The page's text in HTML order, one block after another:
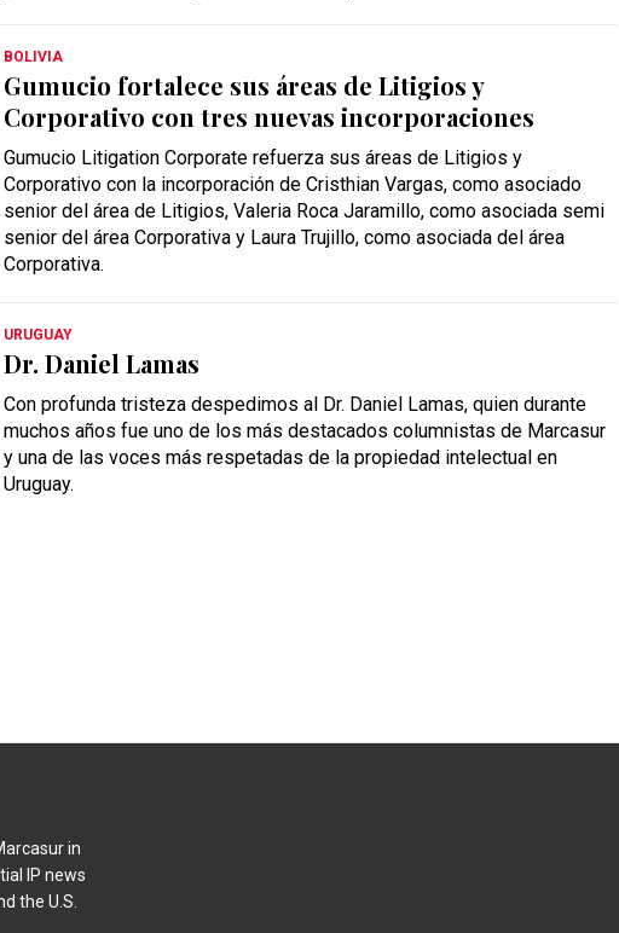
BOLIVIA
Gumucio fortalece sus áreas de Litigios y
Corporativo con tres nuevas incorporaciones
Gumucio Litigation Corporate refuerza sus áreas de Litigios y
Corporativo con la incorporación de Cristhian Vargas, como asociado
senior del área de Litigios, Valeria Roca Jaramillo, como asociada semi
senior del área Corporativa y Laura Trujillo, como asociada del área
Corporativa.
URUGUAY
Dr. Daniel Lamas
Con profunda tristeza despedimos al Dr. Daniel Lamas, quien durante
muchos años fue uno de los más destacados columnistas de Marcasur
y una de las voces más respetadas de la propiedad intelectual en
Uruguay.
in
IP news
the U.S.